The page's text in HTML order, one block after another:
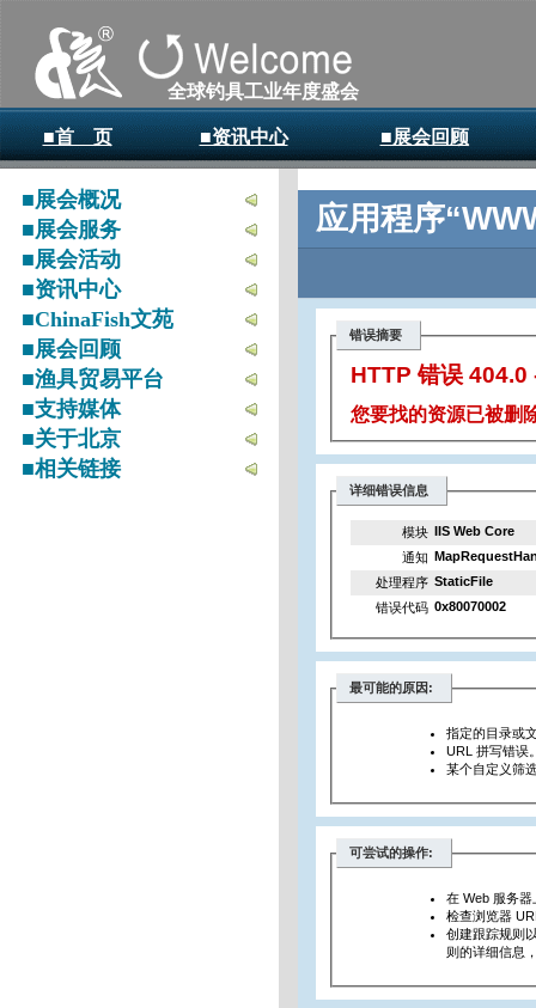
全球钓具工业年度盛会
■首 页 ■资讯中心 ■展会回顾